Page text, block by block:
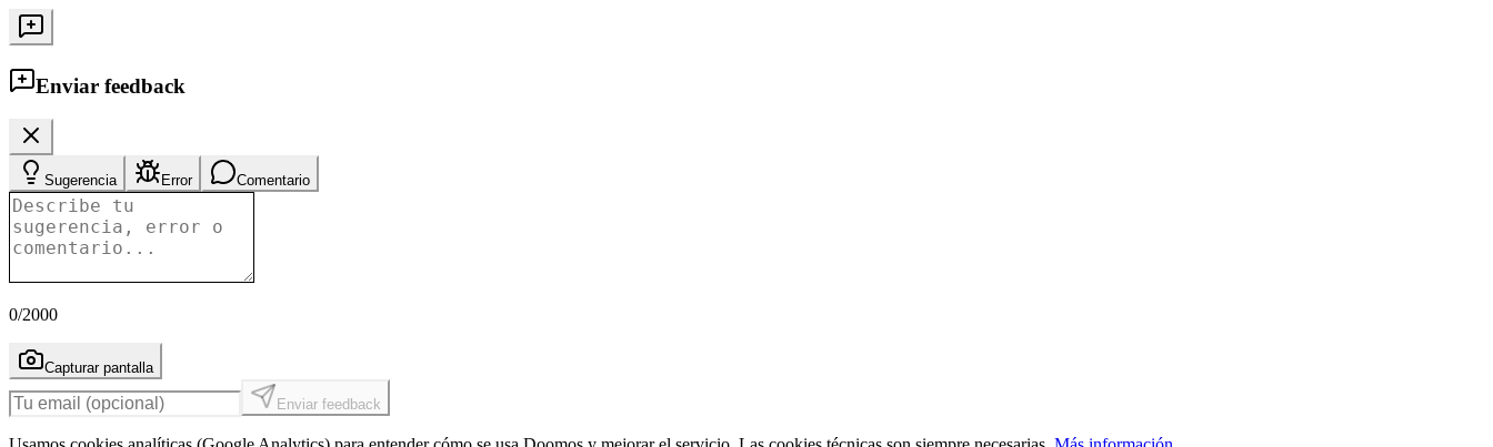
Enviar feedback
Sugerencia Error Comentario
0/2000
Capturar pantalla
Enviar feedback